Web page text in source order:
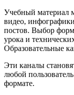
Учебный материал
видео,
постов. Выбор
урока и
Образовательные
Эти каналы
любой
формате.